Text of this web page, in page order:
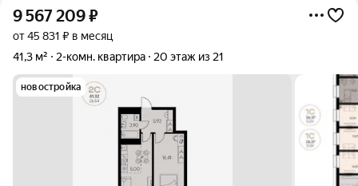
9 567 209₽
от 45 831 ₽ в месяц
41,3 м²
2-комн. квартира 20 этаж из 21
новостройка